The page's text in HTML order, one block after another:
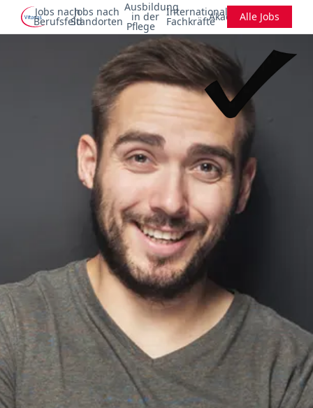
Jobs nach
Berufsfeld
Jobs nach
Standorten
Ausbildung
in der
Pflege
Internationale
FachkräfteAkademieAlle Jobs